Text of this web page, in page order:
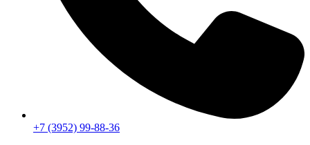
+7 (3952) 99-88-36